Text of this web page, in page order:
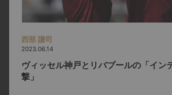
西部 謙司
2023.06.14
ヴィッセル神戸とリバプールの「イン
撃」